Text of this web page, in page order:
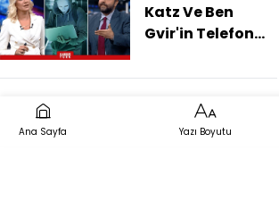
Katz Ve Ben
Gvir'in Telefon
Kim, Nasıl Buldu?
Ana Sayfa Yazı Boyutu